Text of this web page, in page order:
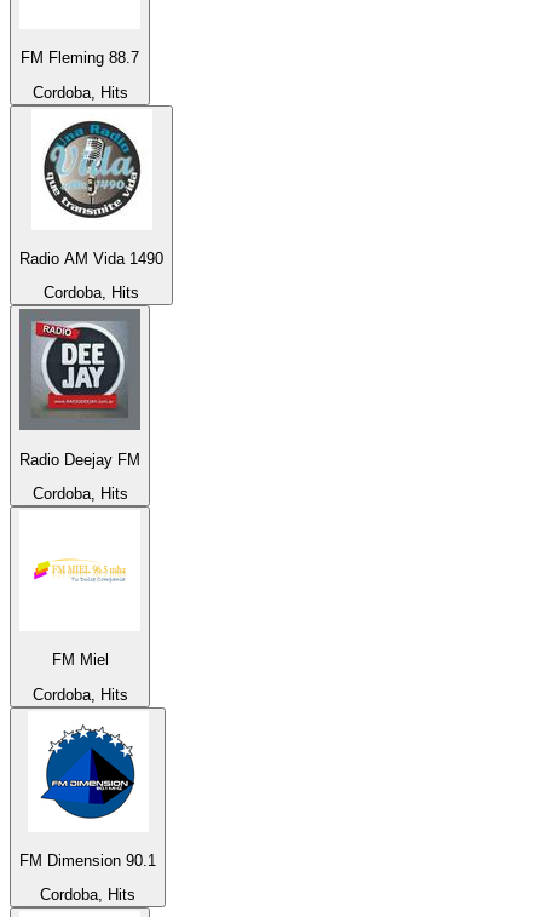
FM Fleming 88.7
Cordoba, Hits
Radio AM Vida 1490
Cordoba, Hits
Radio Deejay FM
Cordoba, Hits
FM Miel
Cordoba, Hits
FM Dimension 90.1
Cordoba, Hits